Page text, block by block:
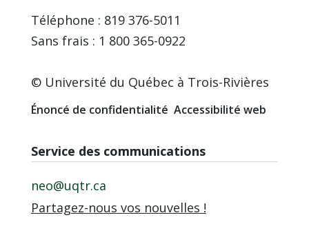
Téléphone : 819 376-5011
Sans frais : 1 800 365-0922
© Université du Québec à Trois-Rivières
Énoncé de confidentialité Accessibilité web
Service des communications
neo@uqtr.ca
Partagez-nous vos nouvelles !